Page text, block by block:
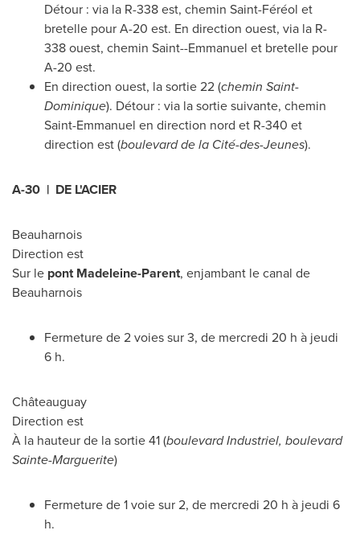
Détour : via la R-338 est, chemin Saint-Féréol et
bretelle pour A-20 est. En direction ouest, via la R-
338 ouest, chemin Saint--Emmanuel et bretelle pour
A-20 est.
En direction ouest, la sortie 22 (chemin Saint-
Dominique). Détour : via la sortie suivante, chemin
Saint-Emmanuel en direction nord et R-340 et
direction est (boulevard de la Cité-des-Jeunes).
A-30 | DE L'ACIER
Beauharnois
Direction est
Sur le pont Madeleine-Parent, enjambant le canal de
Beauharnois
Fermeture de 2 voies sur 3, de mercredi 20 h à jeudi
6 h.
Châteauguay
Direction est
À la hauteur de la sortie 41 (boulevard Industriel, boulevard
Sainte-Marguerite)
Fermeture de 1 voie sur 2, de mercredi 20 h à jeudi 6
h.